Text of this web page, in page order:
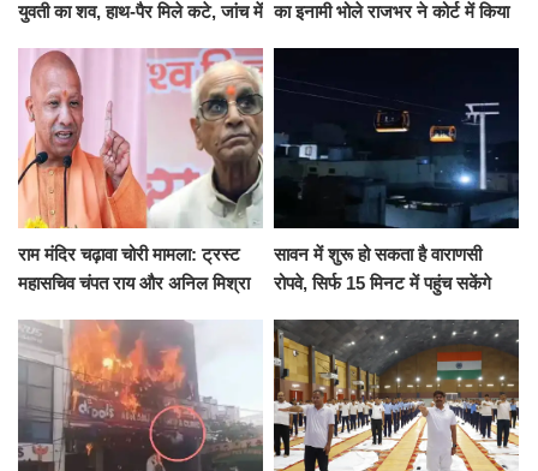
युवती का शव, हाथ-पैर मिले कटे, जांच में का इनामी भोले राजभर ने कोर्ट में किया
राम मंदिर चढ़ावा चोरी मामला: ट्रस्ट
महासचिव चंपत राय और अनिल मिश्रा
को नहीं...
सावन में शुरू हो सकता है वाराणसी
रोपवे, सिर्फ 15 मिनट में पहुंच सकेंगे
किराया